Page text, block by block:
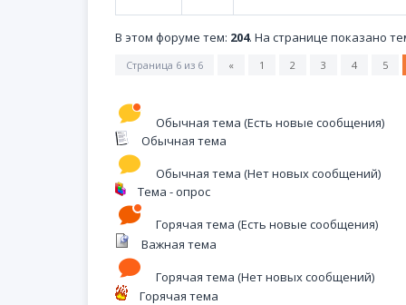
В этом форуме тем: 204. На странице показано
Страница 6 из 6 « 1 2 3 4 5
Обычная тема (Есть новые сообщения)
Обычная тема
Обычная тема (Нет новых сообщений)
Тема - опрос
Горячая тема (Есть новые сообщения)
Важная тема
Горячая тема (Нет новых сообщений)
Горячая тема